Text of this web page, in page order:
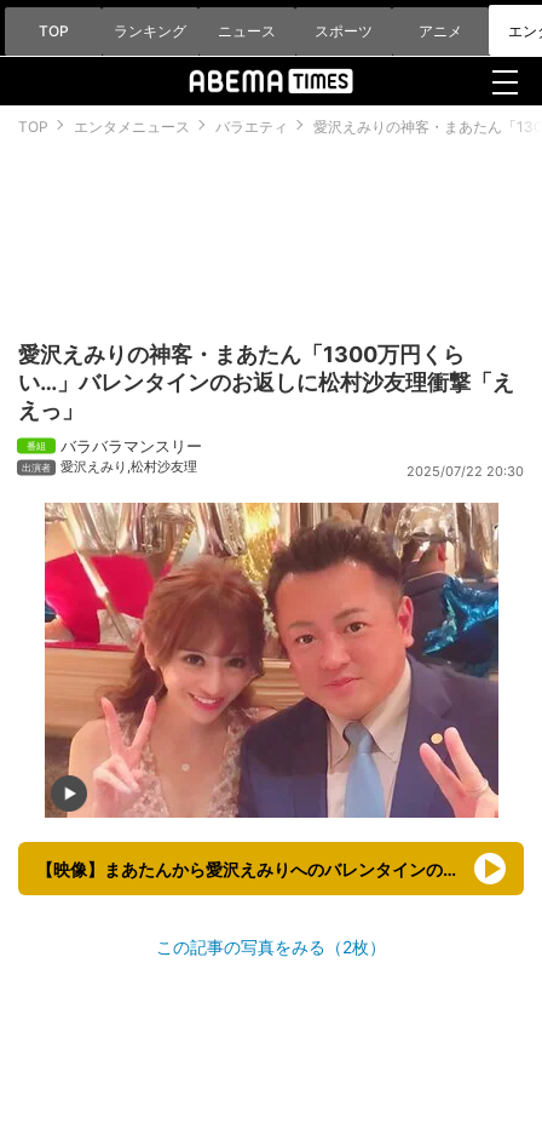
TOP ランキング ニュース スポーツ アニメ エン
TOP エンタメニュース バラエティ 愛沢えみりの神客・まあたん「
愛沢えみりの神客・まあたん「1300万円くら
い…」バレンタインのお返しに松村沙友理衝撃「え
えっ」
バラバラマンスリー
愛沢えみり ,松村沙友理 2025/07/22 20:30
【映像】まあたんから愛沢えみりへのバレンタインのお返し
この記事の写真をみる（2枚）